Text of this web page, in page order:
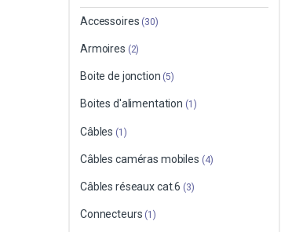
Accessoires (30)
Armoires (2)
Boite de jonction (5)
Boites d'alimentation (1)
Câbles (1)
Câbles caméras mobiles (4)
Câbles réseaux cat.6 (3)
Connecteurs (1)